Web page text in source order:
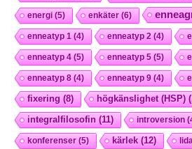
energi (5) enkäter(6)
enneatyp 1 (4) enneatyp 2 (4)
enneatyp 4 (5) enneatyp 5 (5)
enneatyp 8 (4) enneatyp 9 (4)
fixering (8) högkänslighet (HSP)
integralfilosofin(11) introversion
konferenser(5) kärlek(12)